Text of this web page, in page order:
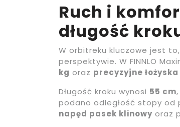
Ruch i
długość
W orbitreku kluczowe jest
perspektywie. W FINNLO
kg oraz precyzyjne
Długość kroku wynosi 55 cm
podano odległość stopy od
napęd pasek klinowy oraz